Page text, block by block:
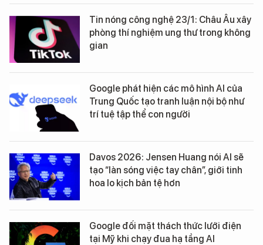
Tin nóng công nghệ 23/1: Châu Âu xây
phòng thí nghiệm ung thư trong không
gian
Google phát hiện các mô hình AI của
Trung Quốc tạo tranh luận nội bộ như
trí tuệ tập thể con người
Davos 2026: Jensen Huang nói AI sẽ
tạo “làn sóng việc tay chân”, giới tinh
hoa lo kịch bản tệ hơn
Google đối mặt thách thức lưới điện
tại Mỹ khi chạy đua hạ tầng AI